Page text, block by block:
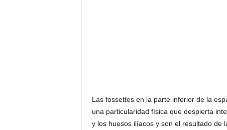
Las fossettes en la parte inferior de la
una particularidad física que despierta
y los huesos ilíacos y son el resultado de